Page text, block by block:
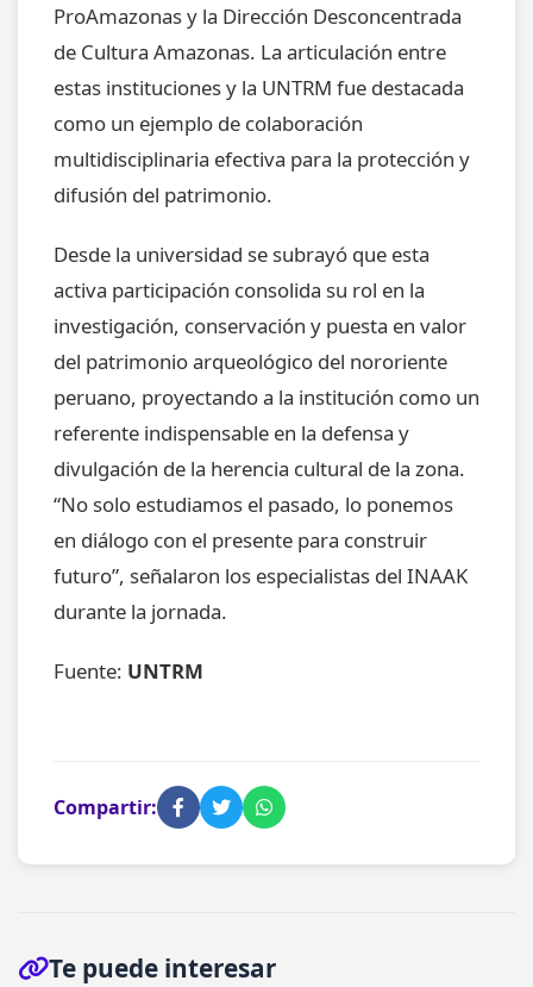
ProAmazonas y la Dirección Desconcentrada
de Cultura Amazonas. La articulación entre
estas instituciones y la UNTRM fue destacada
como un ejemplo de colaboración
multidisciplinaria efectiva para la protección y
difusión del patrimonio.
Desde la universidad se subrayó que esta
activa participación consolida su rol en la
investigación, conservación y puesta en valor
del patrimonio arqueológico del nororiente
peruano, proyectando a la institución como un
referente indispensable en la defensa y
divulgación de la herencia cultural de la zona.
“No solo estudiamos el pasado, lo ponemos
en diálogo con el presente para construir
futuro”, señalaron los especialistas del INAAK
durante la jornada.
Fuente: UNTRM
Compartir:
Te puede interesar